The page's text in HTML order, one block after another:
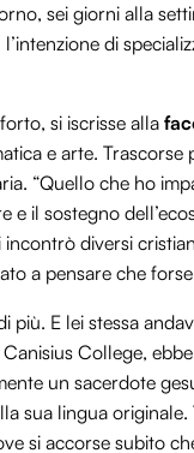
sei giorni alla
di
si iscrisse alla
e arte. Trascorse
“Quello che ho
il sostegno
diversi
a pensare che
E lei stessa
College,
un sacerdote
sua lingua
si accorse subito